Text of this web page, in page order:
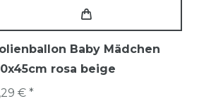
Baby Mädchen
rosa beige
€ *